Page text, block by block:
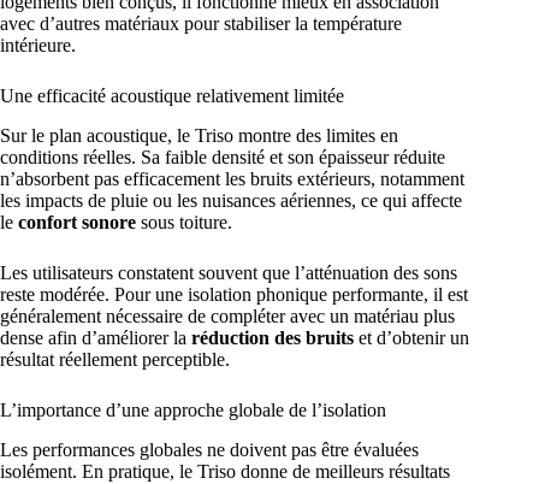
avec d’autres matériaux pour stabiliser la température
intérieure.
Une efficacité acoustique relativement limitée
Sur le plan acoustique, le Triso montre des limites en
conditions réelles. Sa faible densité et son épaisseur réduite
n’absorbent pas efficacement les bruits extérieurs, notamment
les impacts de pluie ou les nuisances aériennes, ce qui affecte
le confort sonore sous toiture.
Les utilisateurs constatent souvent que l’atténuation des sons
reste modérée. Pour une isolation phonique performante, il est
généralement nécessaire de compléter avec un matériau plus
dense afin d’améliorer la réduction des bruits et d’obtenir un
résultat réellement perceptible.
L’importance d’une approche globale de l’isolation
Les performances globales ne doivent pas être évaluées
isolément. En pratique, le Triso donne de meilleurs résultats